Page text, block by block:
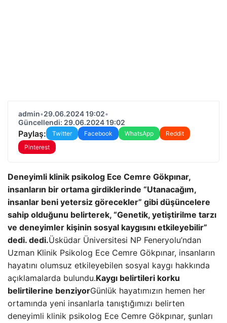
admin•29.06.2024 19:02•
Güncellendi: 29.06.2024 19:02
Paylaş: Twitter Facebook WhatsApp
Reddit
Pinterest
Deneyimli klinik psikolog Ece Cemre Gökpınar,
insanların bir ortama girdiklerinde “Utanacağım,
insanlar beni yetersiz görecekler” gibi düşüncelere
sahip olduğunu belirterek, “Genetik, yetiştirilme tarzı
ve deneyimler kişinin sosyal kaygısını etkileyebilir”
dedi. dedi.Üsküdar Üniversitesi NP Feneryolu’ndan
Uzman Klinik Psikolog Ece Cemre Gökpınar, insanların
hayatını olumsuz etkileyebilen sosyal kaygı hakkında
açıklamalarda bulundu.Kaygı belirtileri korku
belirtilerine benziyorGünlük hayatımızın hemen her
ortamında yeni insanlarla tanıştığımızı belirten
deneyimli klinik psikolog Ece Cemre Gökpınar, şunları